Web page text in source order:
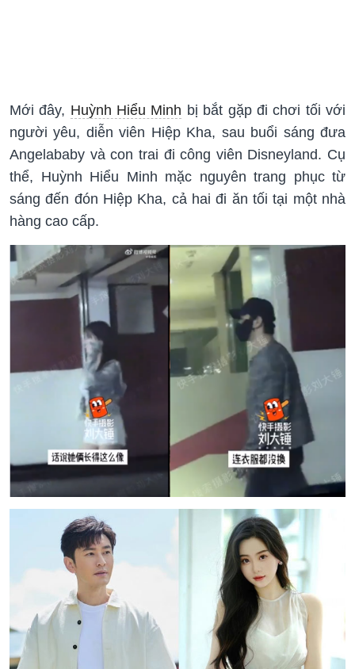
Mới đây, Huỳnh Hiểu Minh bị bắt gặp đi chơi tối với
người yêu, diễn viên Hiệp Kha, sau buổi sáng đưa
Angelababy và con trai đi công viên Disneyland. Cụ
thể, Huỳnh Hiểu Minh mặc nguyên trang phục từ
sáng đến đón Hiệp Kha, cả hai đi ăn tối tại một nhà
hàng cao cấp.